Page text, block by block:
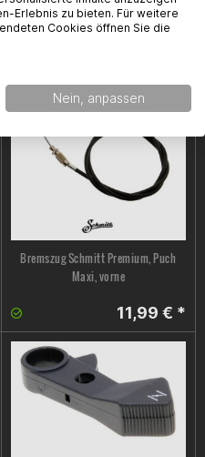
Gaszug Motoflow, Rieju RRX, Spike-X,
MRT, MRX/SMX ab 05, mit Pricol
13,99 € *
Bremszug Schmitt Premium, Puch
Maxi, vorne
11,99 € *
Erlebnis zu bieten. Für weitere
Cookies öffnen Sie die
Nein, anpassen